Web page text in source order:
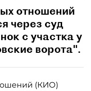
отношений
через суд
с участка у
ворота".
(КИО)